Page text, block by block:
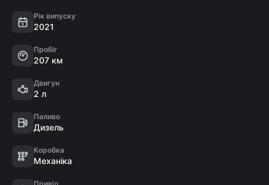
- Bluetooth/USB
- Вибір режиму руху (Normal/Eco/Slippery)
- Датчик дощу
- Датчик світла
- Led-лінзована оптика
- Голосове управління
Рік випуску
2021
Пробіг
207 км
Двигун
2 л
Паливо
Дизель
Коробка
Механіка